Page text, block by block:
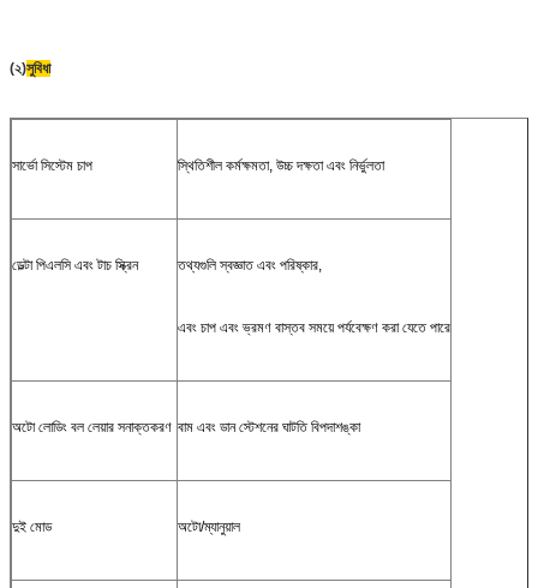
(২)সুবিধা
সার্ভো সিস্টেম চাপ স্থিতিশীল কর্মক্ষমতা, উচ্চ দক্ষতা এবং নির্ভুলতা
ডেল্টা পিএলসি এবং টাচ স্ক্রিন তথ্যগুলি স্বজ্ঞাত এবং পরিষ্কার,
এবং চাপ এবং ভ্রমণ বাস্তব সময়ে পর্যবেক্ষণ করা যেতে পারে
অটো লোডিং বল লেয়ার সনাক্তকরণ বাম এবং ডান স্টেশনের ঘাটতি বিপদাশঙ্কা
দুই মোড অটো/ম্যানুয়াল